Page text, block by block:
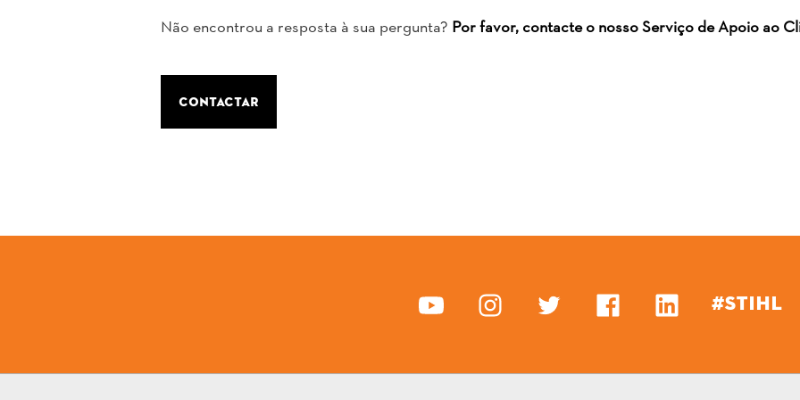
Não encontrou a resposta à sua pergunta? Por favor, contacte o nosso Serviço de Apoio ao
contactar
#STIHL